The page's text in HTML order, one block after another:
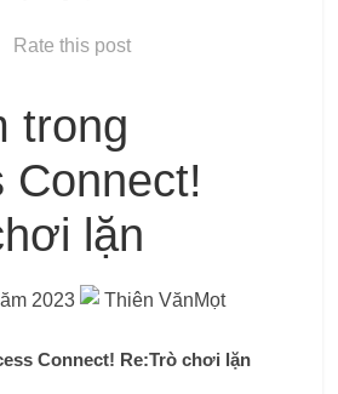
Rate this post
trong
Connect!
lặn
2023
Thiên VănMọt
Connect! Re:Trò chơi lặn